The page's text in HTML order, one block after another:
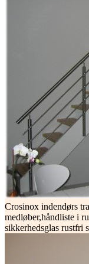
Crosinox indendørs
medløber,håndliste i
sikkerhedsglas rustfri